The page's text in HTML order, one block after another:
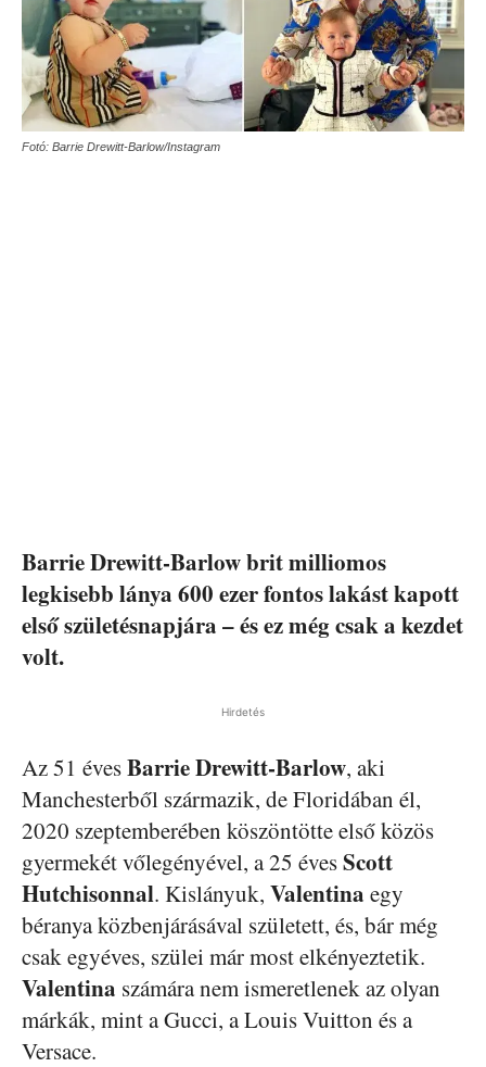
Fotó: Barrie Drewitt-Barlow/Instagram
Barrie Drewitt-Barlow brit milliomos
legkisebb lánya 600 ezer fontos lakást kapott
első születésnapjára – és ez még csak a kezdet
volt.
Hirdetés
Az 51 évesBarrie Drewitt-Barlow, aki
Manchesterből származik, de Floridában él,
2020 szeptemberében köszöntötte első közös
gyermekét vőlegényével, a 25 évesScott
Hutchisonnal. Kislányuk, Valentina egy
béranya közbenjárásával született, és, bár még
csak egyéves, szülei már most elkényeztetik.
Valentina számára nem ismeretlenek az olyan
márkák, mint a Gucci, a Louis Vuitton és a
Versace.